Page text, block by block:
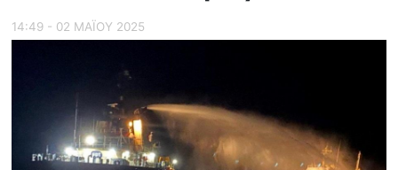
14:49 - 02 ΜΑΪ́ΟΥ 2025